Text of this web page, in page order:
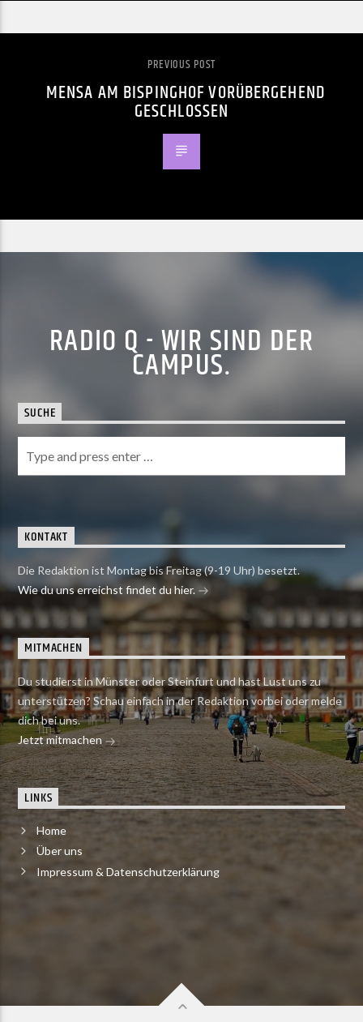
PREVIOUS POST
MENSA AM BISPINGHOF VORÜBERGEHEND
GESCHLOSSEN
RADIO Q - WIR SIND DER
CAMPUS.
SUCHE
KONTAKT
Die Redaktion ist Montag bis Freitag (9-19 Uhr) besetzt.
Wie du uns erreichst findet du hier.
MITMACHEN
Du studierst in Münster oder Steinfurt und hast Lust uns zu
unterstützen? Schau einfach in der Redaktion vorbei oder melde
dich bei uns.
Jetzt mitmachen
LINKS
Home
Über uns
Impressum & Datenschutzerklärung